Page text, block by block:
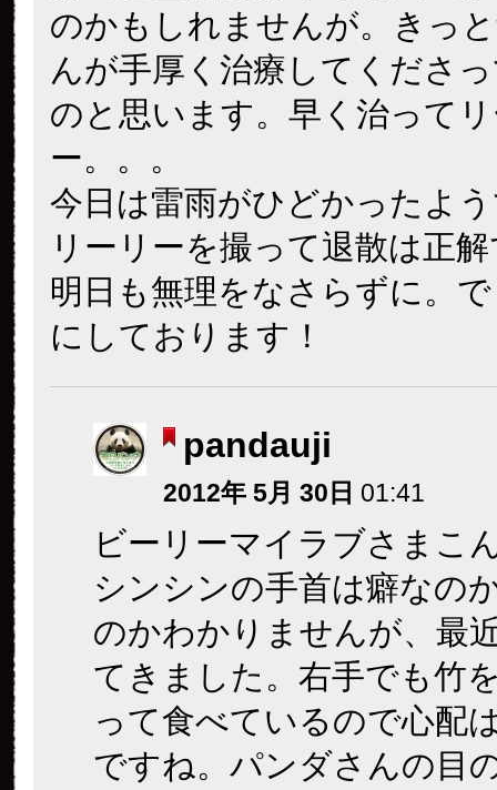
のかもしれませんが。きっ
んが手厚く治療してくださ
のと思います。早く治って
ー。。。
今日は雷雨がひどかったよ
リーリーを撮って退散は正
明日も無理をなさらずに。
にしております！
pandauji
2012年 5月 30日 01:41
ビーリーマイラブさまこ
シンシンの手首は癖なの
のかわかりませんが、最
てきました。右手でも竹
って食べているので心配
ですね。パンダさんの目